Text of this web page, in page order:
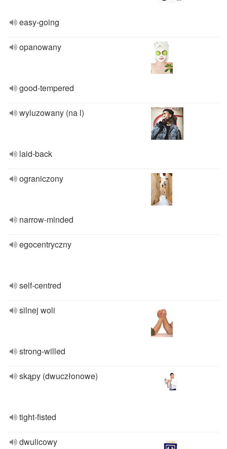
easy-going
opanowany
good-tempered
wyluzowany (na l)
laid-back
ograniczony
narrow-minded
egocentryczny
self-centred
silnej woli
strong-willed
skąpy (dwuczłonowe)
tight-fisted
dwulicowy